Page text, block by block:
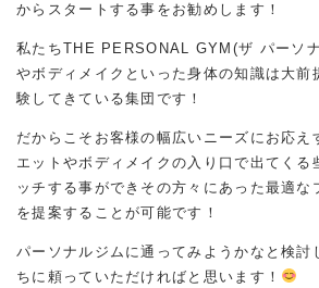
からスタートする事をお勧めします！
私たちTHE PERSONAL GYM(ザ パーソ
やボディメイクといった身体の知識は大前
験してきている集団です！
だからこそお客様の幅広いニーズにお応え
エットやボディメイクの入り口で出てくる
ッチする事ができその方々にあった最適な
を提案することが可能です！
パーソナルジムに通ってみようかなと検討
ちに頼っていただければと思います！